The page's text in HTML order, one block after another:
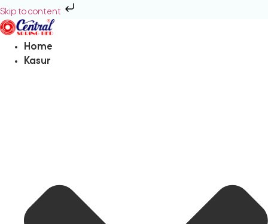
Skip to content
Home
Kasur